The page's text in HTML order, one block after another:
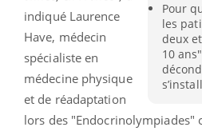
Pour
les
deux
10
indiqué Laurence
Have, médecin
spécialiste en
médecine physique
et de réadaptation
lors des "Endocrinolympiades"